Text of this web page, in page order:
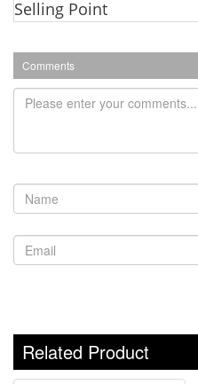
Selling Point
Comments
Related Product